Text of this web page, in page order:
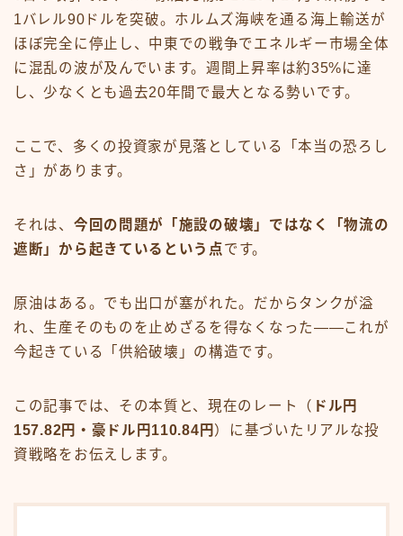
1バレル90ドルを突破。ホルムズ海峡を通る海上輸送が
ほぼ完全に停止し、中東での戦争でエネルギー市場全体
に混乱の波が及んでいます。週間上昇率は約35%に達
し、少なくとも過去20年間で最大となる勢いです。
ここで、多くの投資家が見落としている「本当の恐ろし
さ」があります。
それは、 今回の問題が「施設の破壊」ではなく「物流の
遮断」から起きているという点です。
原油はある。でも出口が塞がれた。だからタンクが溢
れ、生産そのものを止めざるを得なくなった——これが
今起きている「供給破壊」の構造です。
この記事では、その本質と、現在のレート（ ドル円
157.82円・豪ドル円110.84円 ）に基づいたリアルな投
資戦略をお伝えします。